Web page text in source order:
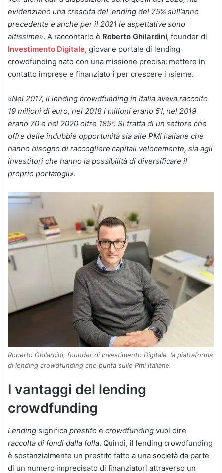
evidenziano una crescita del lending del 75% sull’anno
precedente e anche per il 2021 le aspettative sono
altissime». A raccontarlo è Roberto Ghilardini, founder di
Investimento Digitale, giovane portale di lending
crowdfunding nato con una missione precisa: mettere in
contatto imprese e finanziatori per crescere insieme.
«Nel 2017, il lending crowdfunding in Italia aveva raccolto
19 milioni di euro, nel 2018 i milioni erano 51, nel 2019
erano 70 e nel 2020 oltre 185*. Si tratta di un settore che
offre delle indubbie opportunità sia alle PMI italiane che
hanno bisogno di raccogliere capitali velocemente, sia agli
investitori che hanno la possibilità di diversificare il
proprio portafogli».
Roberto Ghilardini, founder di Investimento Digitale, la piattaforma
di lending crowdfunding che punta sulle Pmi italiane.
I vantaggi del lending
crowdfunding
Lending significa prestito e crowdfunding vuol dire
raccolta di fondi dalla folla. Quindi, il lending crowdfunding
è sostanzialmente un prestito fatto a una società da parte
di un numero imprecisato di finanziatori attraverso un